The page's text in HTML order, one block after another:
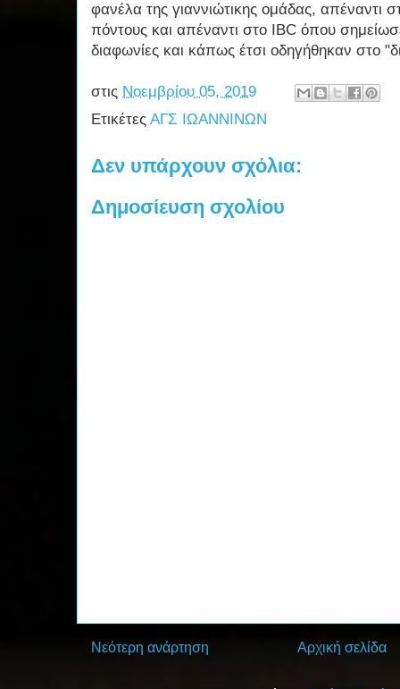
φανέλα της γιαννιώτικης ομάδας, απέναντι
πόντους και απέναντι στο IBC όπου
διαφωνίες και κάπως έτσι οδηγήθηκαν στο
στις Νοεμβρίου 05, 2019
Ετικέτες ΑΓΣ ΙΩΑΝΝΙΝΩΝ
Δεν υπάρχουν σχόλια:
Δημοσίευση σχολίου
Νεότερη ανάρτηση Αρχική σελίδα